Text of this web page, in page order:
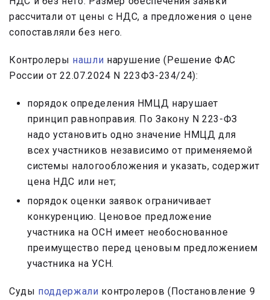
рассчитали от цены с НДС, а предложения о цене
сопоставляли без него.
Контролеры нашли нарушение (Решение ФАС
России от 22.07.2024 N 223ФЗ-234/24):
порядок определения НМЦД нарушает
принцип равноправия. По Закону N 223-ФЗ
надо установить одно значение НМЦД для
всех участников независимо от применяемой
системы налогообложения и указать, содержит
цена НДС или нет;
порядок оценки заявок ограничивает
конкуренцию. Ценовое предложение
участника на ОСН имеет необоснованное
преимущество перед ценовым предложением
участника на УСН.
Суды поддержали контролеров (Постановление 9